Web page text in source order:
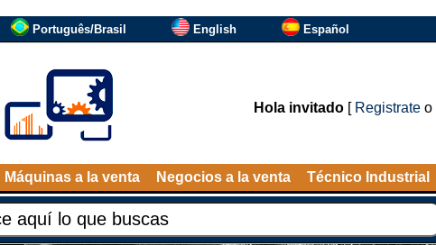
Português/Brasil English Español
Hola invitado[ Registrateo
Máquinas a la venta Negocios a la venta Técnico Industrial